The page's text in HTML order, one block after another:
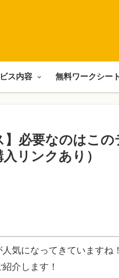
ス内容 無料ワークシート
】必要なのはこ
リンクあり）
気になってきていますね！
介します！